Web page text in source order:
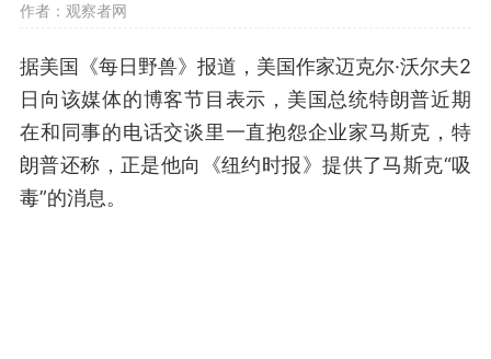
作者：观察者网
据美国《每日野兽》报道，美国作家迈克尔·沃尔夫2
日向该媒体的博客节目表示，美国总统特朗普近期
在和同事的电话交谈里一直抱怨企业家马斯克，特
朗普还称，正是他向《纽约时报》提供了马斯克“吸
毒”的消息。